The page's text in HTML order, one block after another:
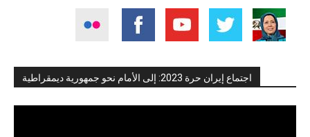
اجتماع إيران حرة 2023: إلى الأمام نحو جمهورية ديمقراطية